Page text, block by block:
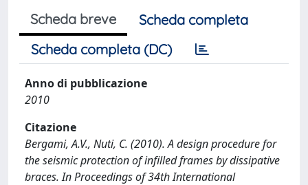
Scheda breve
Scheda completa
Scheda completa (DC)
Anno di pubblicazione
2010
Citazione
Bergami, A.V., Nuti, C. (2010). A design procedure for
the seismic protection of infilled frames by dissipative
braces. In Proceedings of 34th International